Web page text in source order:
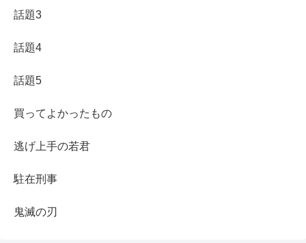
話題3
話題4
話題5
買ってよかったもの
逃げ上手の若君
駐在刑事
鬼滅の刃